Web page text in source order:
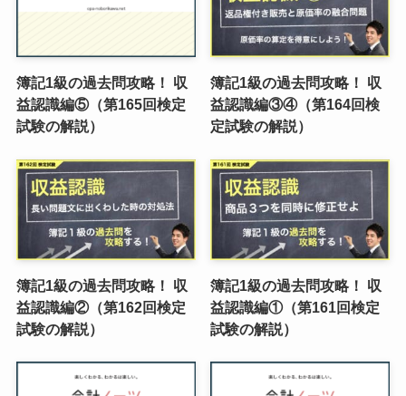
簿記1級の過去問攻略！ 収
益認識編⑤（第165回検定
試験の解説）
簿記1級の過去問攻略！ 収
益認識編③④（第164回検
定試験の解説）
簿記1級の過去問攻略！ 収
益認識編②（第162回検定
試験の解説）
簿記1級の過去問攻略！ 収
益認識編①（第161回検定
試験の解説）